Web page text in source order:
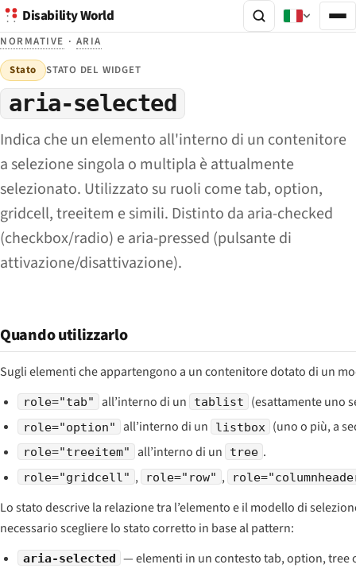
Disability World
NORMATIVE · ARIA
Stato STATO DEL WIDGET
aria-selected
Indica che un elemento all'interno di un contenitore
a selezione singola o multipla è attualmente
selezionato. Utilizzato su ruoli come tab, option,
gridcell, treeitem e simili. Distinto da aria-checked
(checkbox/radio) e aria-pressed (pulsante di
attivazione/disattivazione).
Quando utilizzarlo
Sugli elementi che appartengono a un contenitore dotato di un
role="tab" all’interno di un tablist (esattamente uno
role="option" all’interno di un listbox (uno o più, a
role="treeitem" all’interno di un tree .
role="gridcell" , role="row" ,
Lo stato descrive la relazione tra l’elemento e il modello di
necessario scegliere lo stato corretto in base al pattern:
aria-selected — elementi in un contesto tab, option, tree